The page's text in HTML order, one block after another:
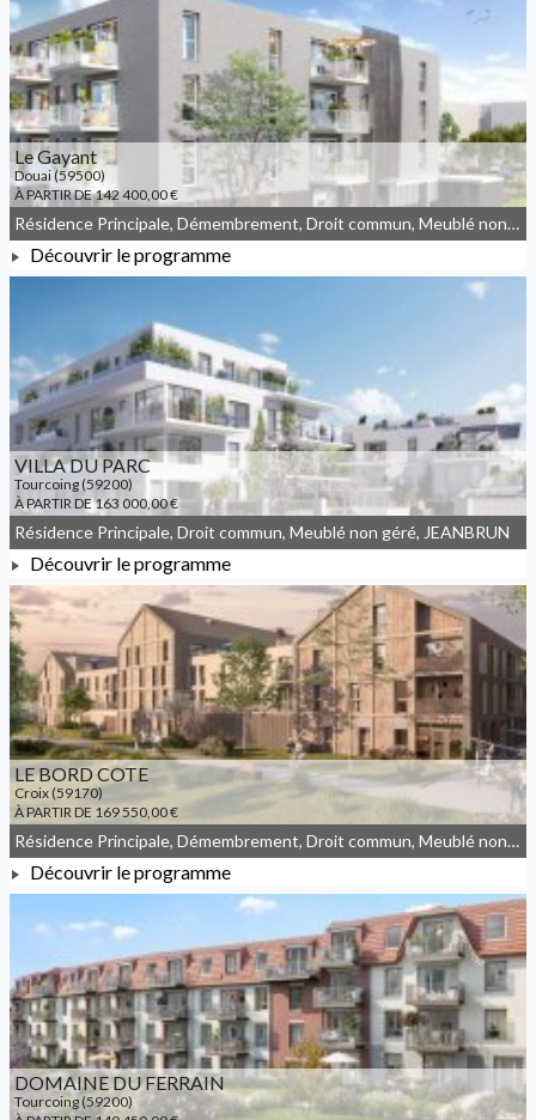
À PARTIR DE 261 020,00 €
Le Gayant
Douai (59500)
À PARTIR DE 142 400,00 €
À PARTIR DE 142 400,00 €
Résidence Principale, Démembrement, Droit commun, Meublé non géré
Découvrir le programme
VILLA DU PARC
Tourcoing (59200)
À PARTIR DE 163 000,00 €
À PARTIR DE 163 000,00 €
Résidence Principale, Droit commun, Meublé non géré, JEANBRUN
Découvrir le programme
LE BORD COTE
Croix (59170)
À PARTIR DE 169 550,00 €
À PARTIR DE 169 550,00 €
Résidence Principale, Démembrement, Droit commun, Meublé non géré
Découvrir le programme
DOMAINE DU FERRAIN
Tourcoing (59200)